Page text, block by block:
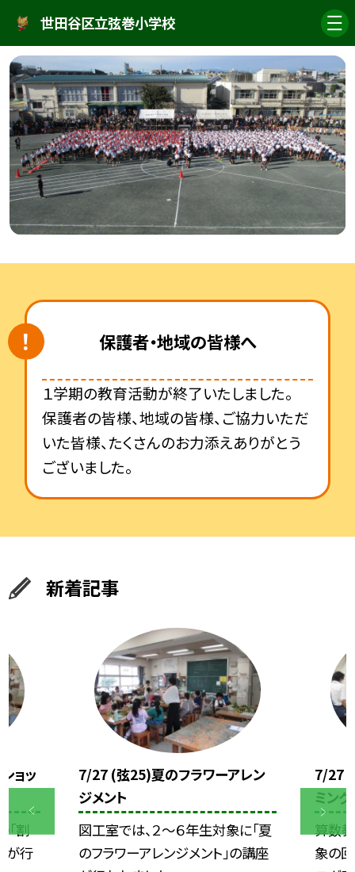
世田谷区立弦巻小学校
保護者・地域の皆様へ
１学期の教育活動が終了いたしました。
保護者の皆様、地域の皆様、ご協力いただ
いた皆様、たくさんのお力添えありがとう
ございました。
新着記事
ョッ
「割
が行
7/27 (弦25)夏のフラワーアレン
ジメント
図工室では、２～６年生対象に「夏
のフラワーアレンジメント」の講座
7/27 (
ミン
算数
象の